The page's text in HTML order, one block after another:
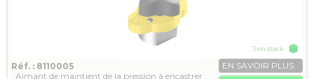
Réf. : 8110005
Aimant de maintient de la pression à encastrer
3 en stock
EN SAVOIR PLUS